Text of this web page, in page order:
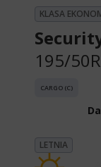
KLASA
195/
CARGO (C)
LETNIA